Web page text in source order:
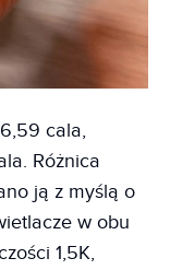
cala,
Różnica
ją z myślą o
w obu
1,5K,